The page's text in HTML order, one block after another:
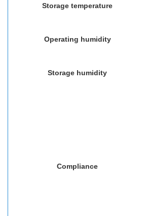
Storage temperature
Operating humidity
Storage humidity
Compliance